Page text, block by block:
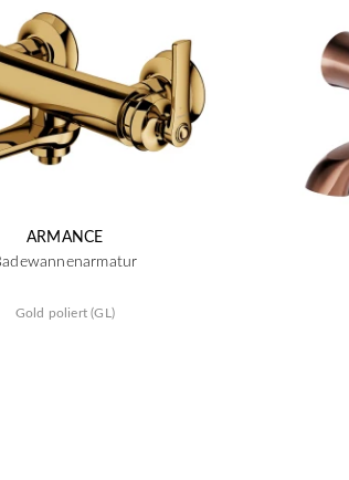
ARMANCE
Gold poliert (GL)